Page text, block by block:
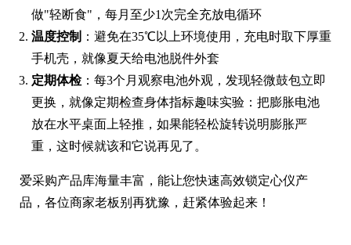
做"轻断食"，每月至少1次完全充放电循环
温度控制 ：避免在35℃以上环境使用，充电时取下厚重
手机壳，就像夏天给电池脱件外套
定期体检：每3个月观察电池外观，发现轻微鼓包立即
更换，就像定期检查身体指标趣味实验：把膨胀电池
放在水平桌面上轻推，如果能轻松旋转说明膨胀严
重，这时候就该和它说再见了。
爱采购产品库海量丰富，能让您快速高效锁定心仪产
品，各位商家老板别再犹豫，赶紧体验起来！